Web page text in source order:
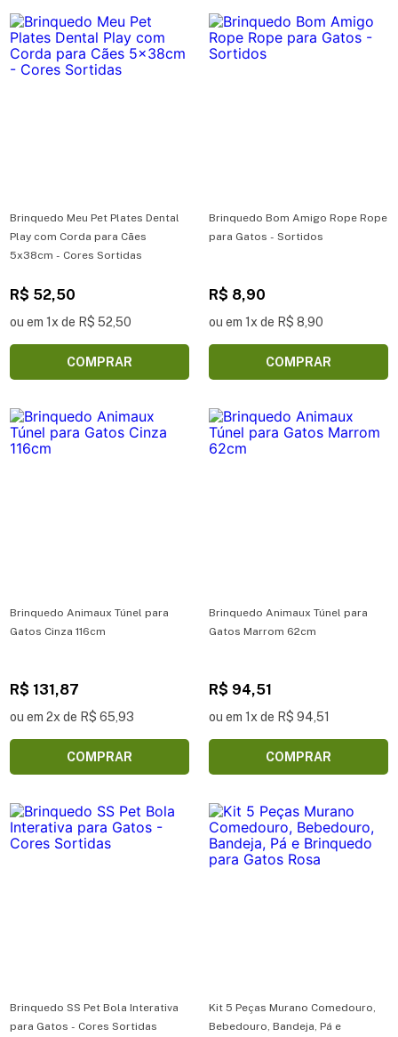
Brinquedo Meu Pet Plates Dental
Play com Corda para Cães
5x38cm - Cores Sortidas
R$ 52,50
ou em 1x de R$ 52,50
COMPRAR
Brinquedo Bom Amigo Rope Rope
para Gatos - Sortidos
R$ 8,90
ou em 1x de R$ 8,90
COMPRAR
Brinquedo Animaux Túnel para
Gatos Cinza 116cm
R$ 131,87
ou em 2x de R$ 65,93
COMPRAR
Brinquedo Animaux Túnel para
Gatos Marrom 62cm
R$ 94,51
ou em 1x de R$ 94,51
COMPRAR
Brinquedo SS Pet Bola Interativa
para Gatos - Cores Sortidas
Kit 5 Peças Murano Comedouro,
Bebedouro, Bandeja, Pá e